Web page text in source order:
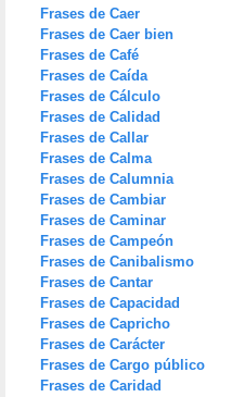
Frases de Caer
Frases de Caer bien
Frases de Café
Frases de Caída
Frases de Cálculo
Frases de Calidad
Frases de Callar
Frases de Calma
Frases de Calumnia
Frases de Cambiar
Frases de Caminar
Frases de Campeón
Frases de Canibalismo
Frases de Cantar
Frases de Capacidad
Frases de Capricho
Frases de Carácter
Frases de Cargo público
Frases de Caridad